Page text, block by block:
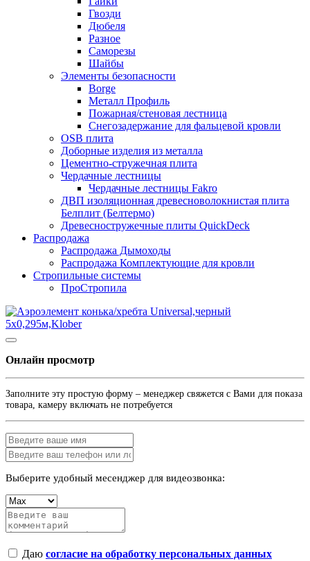
Гвозди
Дюбеля
Разное
Саморезы
Шайбы
Элементы безопасности
Borge
Металл Профиль
Пожарная/стеновая лестница
Снегозадержание для фальцевой кровли
OSB плита
Доборные изделия из металла
Цементно-стружечная плита
Чердачные лестницы
Чердачные лестницы Fakro
ДВП изоляционная древесноволокнистая плита
Белплит (Белтермо)
Древесностружечные плиты QuickDeck
Распродажа
Распродажа Дымоходы
Распродажа Комплектующие для кровли
Стропильные системы
ПроСтропила
Онлайн просмотр
Заполните эту простую форму – менеджер свяжется с Вами для показа
товара, камеру включать не потребуется
Выберите удобный месенджер для видеозвонка:
Даю согласие на обработку персональных данных